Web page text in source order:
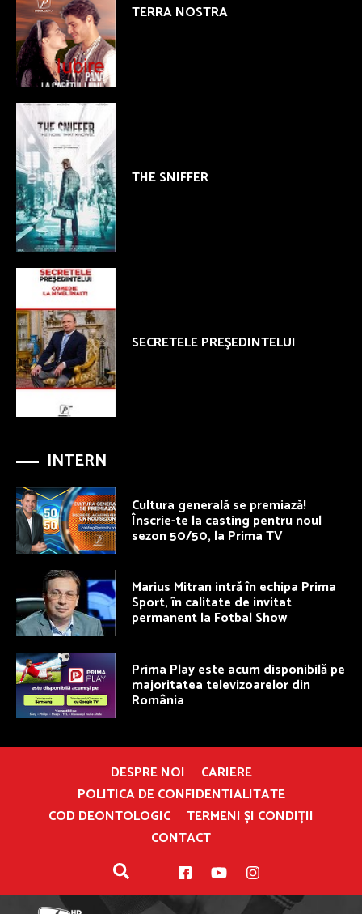
TERRA NOSTRA
THE SNIFFER
SECRETELE PREŞEDINTELUI
INTERN
Cultura generală se premiază!
Înscrie-te la casting pentru noul
sezon 50/50, la Prima TV
Marius Mitran intră în echipa Prima
Sport, în calitate de invitat
permanent la Fotbal Show
Prima Play este acum disponibilă pe
majoritatea televizoarelor din
România
DESPRE NOI
CARIERE
POLITICA DE CONFIDENTIALITATE
COD DEONTOLOGIC
TERMENI ȘI CONDIȚII
CONTACT